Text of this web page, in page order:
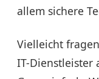
allem sichere
Vielleicht
IT-Dienstleister